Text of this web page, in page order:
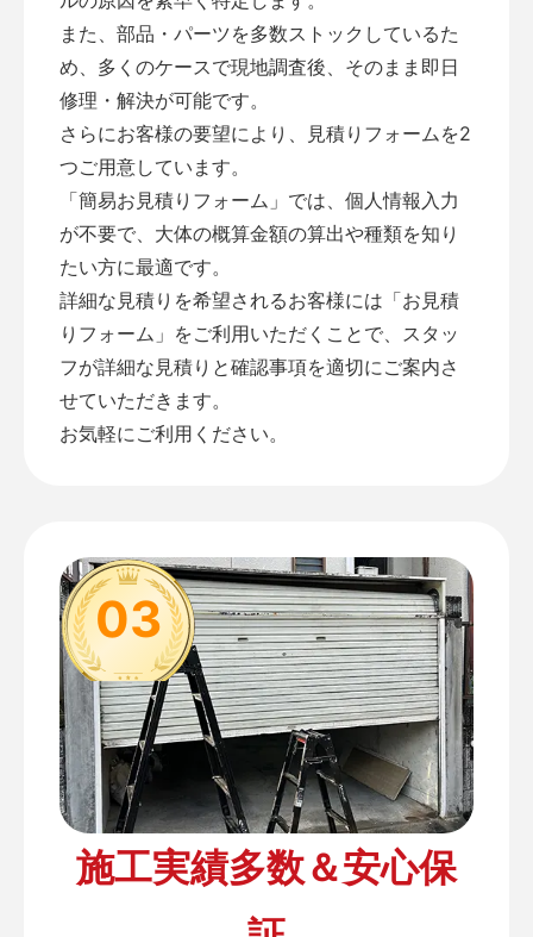
また、部品・パーツを多数ストックしているた
め、多くのケースで現地調査後、そのまま即日
修理・解決が可能です。
さらにお客様の要望により、見積りフォームを2
つご用意しています。
「簡易お見積りフォーム 」では、個人情報入力
が不要で、大体の概算金額の算出や種類を知り
たい方に最適です。
詳細な見積りを希望されるお客様には「お見積
りフォーム 」をご利用いただくことで、スタッ
フが詳細な見積りと確認事項を適切にご案内さ
せていただきます。
お気軽にご利用ください。
03
施工実績多数＆安心保